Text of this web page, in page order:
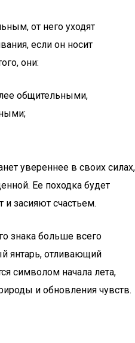
от него уходят
если он носит
они:
общительными,
увереннее в своих силах,
Ее походка будет
и засияют счастьем.
знака больше всего
янтарь, отливающий
символом начала лета,
и обновления чувств.